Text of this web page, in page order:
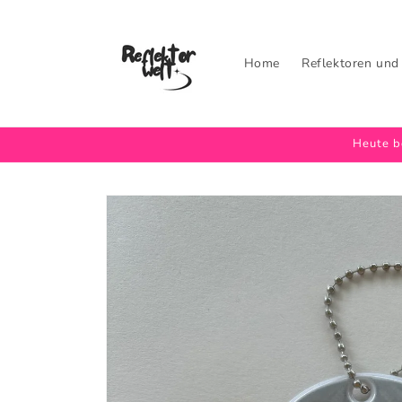
Home Reflektoren und
Heute
Zu
Produktinformationen
springen